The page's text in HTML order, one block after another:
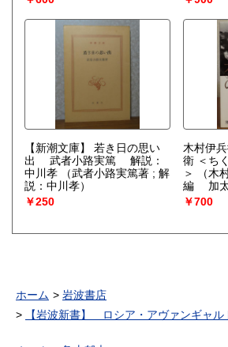
ル・パンゴー Bernard
Pingaud）
【新潮文庫】 若き日の思い
出 武者小路実篤 解説：
中川孝
（武者小路実篤著 ; 解
説：中川孝）
￥250
木村伊
衛 ＜ち
＞
（
編 加太
￥700
ホーム
岩波書店
【岩波新書】 ロシア・アヴァンギャ